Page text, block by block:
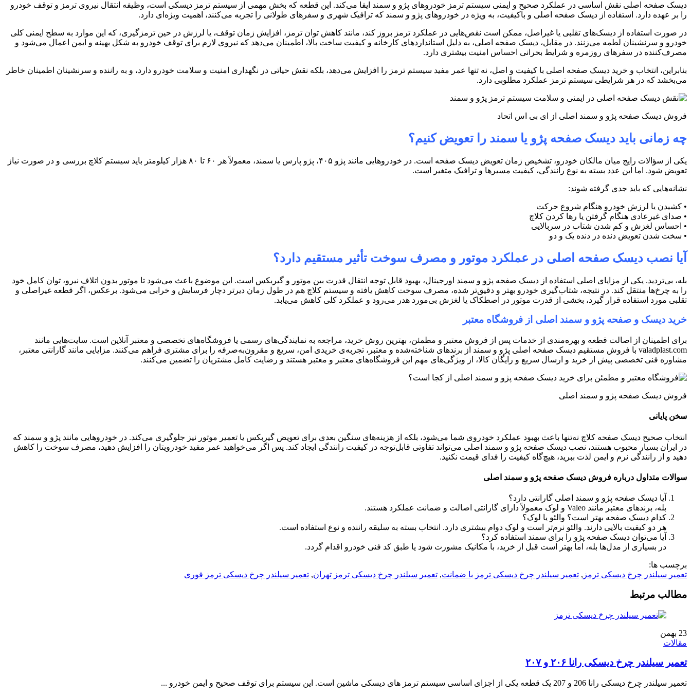
دیسک صفحه اصلی نقش اساسی در عملکرد صحیح و ایمنی سیستم ترمز خودروهای پژو و سمند ایفا می‌کند. این قطعه که بخش مهمی از سیستم ترمز دیسکی است، وظیفه انتقال نیروی ترمز و توقف خودرو
را بر عهده دارد. استفاده از دیسک صفحه اصلی و باکیفیت، به ویژه در خودروهای پژو و سمند که ترافیک شهری و سفرهای طولانی را تجربه می‌کنند، اهمیت ویژه‌ای دارد.
در صورت استفاده از دیسک‌های تقلبی یا غیراصل، ممکن است نقص‌هایی در عملکرد ترمز بروز کند، مانند کاهش توان ترمز، افزایش زمان توقف، یا لرزش در حین ترمزگیری، که این موارد به سطح ایمنی کلی
خودرو و سرنشینان لطمه می‌زنند. در مقابل، دیسک صفحه اصلی، به دلیل استانداردهای کارخانه و کیفیت ساخت بالا، اطمینان می‌دهد که نیروی لازم برای توقف خودرو به شکل بهینه و ایمن اعمال می‌شود و
مصرف‌کننده در سفرهای روزمره و شرایط بحرانی احساس امنیت بیشتری دارد.
بنابراین، انتخاب و خرید دیسک صفحه اصلی با کیفیت و اصل، نه تنها عمر مفید سیستم ترمز را افزایش می‌دهد، بلکه نقش حیاتی در نگهداری امنیت و سلامت خودرو دارد، و به راننده و سرنشینان اطمینان خاطر
می‌بخشد که در هر شرایطی سیستم ترمز عملکرد مطلوبی دارد.
فروش دیسک صفحه پژو و سمند اصلی از ای بی اس اتحاد
چه زمانی باید دیسک صفحه پژو یا سمند را تعویض کنیم؟
یکی از سؤالات رایج میان مالکان خودرو، تشخیص زمان تعویض دیسک صفحه است. در خودروهایی مانند پژو ۴۰۵، پژو پارس یا سمند، معمولاً هر ۶۰ تا ۸۰ هزار کیلومتر باید سیستم کلاچ بررسی و در صورت نیاز
تعویض شود. اما این عدد بسته به نوع رانندگی، کیفیت مسیرها و ترافیک متغیر است.
نشانه‌هایی که باید جدی گرفته شوند:
• کشیدن یا لرزش خودرو هنگام شروع حرکت
• صدای غیرعادی هنگام گرفتن یا رها کردن کلاچ
• احساس لغزش و کم شدن شتاب در سربالایی
• سخت شدن تعویض دنده در دنده یک و دو
آیا نصب دیسک صفحه اصلی در عملکرد موتور و مصرف سوخت تأثیر مستقیم دارد؟
بله، بی‌تردید. یکی از مزایای اصلی استفاده از دیسک صفحه پژو و سمند اورجینال، بهبود قابل توجه انتقال قدرت بین موتور و گیربکس است. این موضوع باعث می‌شود تا موتور بدون اتلاف نیرو، توان کامل خود
را به چرخ‌ها منتقل کند. در نتیجه، شتاب‌گیری خودرو بهتر و دقیق‌تر شده، مصرف سوخت کاهش یافته و سیستم کلاچ هم در طول زمان دیرتر دچار فرسایش و خرابی می‌شود. برعکس، اگر قطعه غیراصلی و
تقلبی مورد استفاده قرار گیرد، بخشی از قدرت موتور در اصطکاک یا لغزش بی‌مورد هدر می‌رود و عملکرد کلی کاهش می‌یابد.
خرید دیسک و صفحه پژو و سمند اصلی از فروشگاه معتبر
برای اطمینان از اصالت قطعه و بهره‌مندی از خدمات پس از فروش معتبر و مطمئن، بهترین روش خرید، مراجعه به نمایندگی‌های رسمی یا فروشگاه‌های تخصصی و معتبر آنلاین است. سایت‌هایی مانند
valadplast.com با فروش مستقیم دیسک صفحه اصلی پژو و سمند از برندهای شناخته‌شده و معتبر، تجربه‌ی خریدی امن، سریع و مقرون‌به‌صرفه را برای مشتری فراهم می‌کنند. مزایایی مانند گارانتی معتبر،
مشاوره فنی تخصصی پیش از خرید و ارسال سریع و رایگان کالا، از ویژگی‌های مهم این فروشگاه‌های معتبر و معتبر هستند و رضایت کامل مشتریان را تضمین می‌کنند.
فروش دیسک صفحه پژو و سمند اصلی
سخن پایانی
انتخاب صحیح دیسک صفحه کلاچ نه‌تنها باعث بهبود عملکرد خودروی شما می‌شود، بلکه از هزینه‌های سنگین بعدی برای تعویض گیربکس یا تعمیر موتور نیز جلوگیری می‌کند. در خودروهایی مانند پژو و سمند که
در ایران بسیار محبوب هستند، نصب دیسک صفحه پژو و سمند اصلی می‌تواند تفاوتی قابل‌توجه در کیفیت رانندگی ایجاد کند. پس اگر می‌خواهید عمر مفید خودرویتان را افزایش دهید، مصرف سوخت را کاهش
دهید و از رانندگی نرم و ایمن لذت ببرید، هیچ‌گاه کیفیت را فدای قیمت نکنید.
سوالات متداول درباره فروش دیسک صفحه پژو و سمند اصلی
آیا دیسک صفحه پژو و سمند اصلی گارانتی دارد؟
بله، برندهای معتبر مانند Valeo و لوک معمولاً دارای گارانتی اصالت و ضمانت عملکرد هستند.
کدام دیسک صفحه بهتر است؟ والئو یا لوک؟
هر دو کیفیت بالایی دارند. والئو نرم‌تر است و لوک دوام بیشتری دارد. انتخاب بسته به سلیقه راننده و نوع استفاده است.
آیا می‌توان دیسک صفحه پژو را برای سمند استفاده کرد؟
در بسیاری از مدل‌ها بله، اما بهتر است قبل از خرید، با مکانیک مشورت شود یا طبق کد فنی خودرو اقدام گردد.
برچسب ها:
تعمیر سیلندر چرخ دیسکی ترمز , تعمیر سیلندر چرخ دیسکی ترمز با ضمانت, تعمیر سیلندر چرخ دیسکی ترمز تهران, تعمیر سیلندر چرخ دیسکی ترمز فوری
مطالب مرتبط
23 بهمن
مقالات
تعمیر سیلندر چرخ دیسکی رانا ۲۰۶ و ۲۰۷
تعمیر سیلندر چرخ دیسکی رانا 206 و 207 یک قطعه یکی از اجزای اساسی سیستم ترمز های دیسکی ماشین است. این سیستم برای توقف صحیح و ایمن خودرو ...